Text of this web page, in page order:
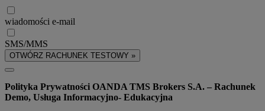
wiadomości e-mail
SMS/MMS
OTWÓRZ RACHUNEK TESTOWY »
Polityka Prywatności OANDA TMS Brokers S.A. – Rachunek
Demo, Usługa Informacyjno- Edukacyjna